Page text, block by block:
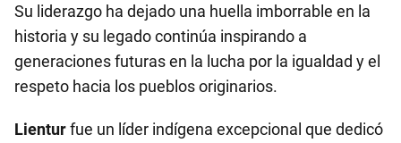
Su liderazgo ha dejado una huella imborrable en la
historia y su legado continúa inspirando a
generaciones futuras en la lucha por la igualdad y el
respeto hacia los pueblos originarios.
Lienturfue un líder indígena excepcional que dedicó